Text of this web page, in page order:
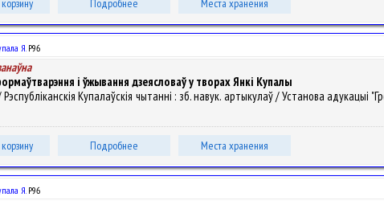
Подробнее Места хранения
Я.Р96
і ўжывання дзеясловаў у творах Янкі Купалы
Рэспубліканскія Купалаўскія чытанні : зб. навук. артыкулаў / Установа
Подробнее Места хранения
Я.Р96